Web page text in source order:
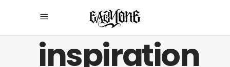
inspiration